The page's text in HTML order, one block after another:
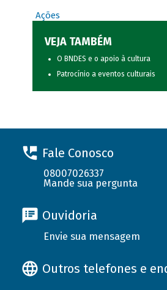
Ações
VEJA TAMBÉM
O BNDES e o apoio à cultura
Patrocínio a eventos culturais
Fale Conosco
08007026337
Mande sua pergunta
Ouvidoria
Envie sua mensagem
Outros telefones e